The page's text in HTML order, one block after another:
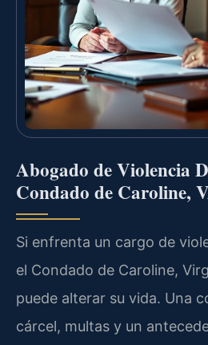
Abogado de Violencia
Condado de Caroline,
Si enfrenta un cargo de
el Condado de Caroline,
puede alterar su vida. Una
cárcel, multas y un